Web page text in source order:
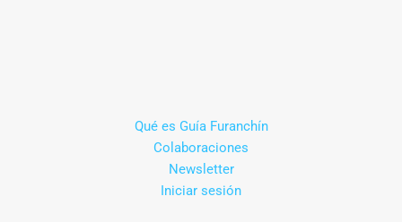
Qué es Guía Furanchín
Colaboraciones
Newsletter
Iniciar sesión